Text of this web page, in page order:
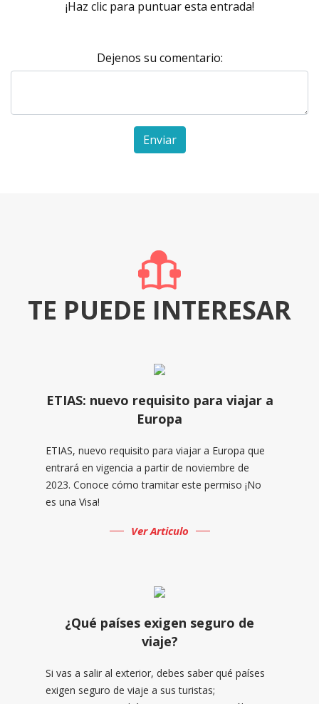
¡Haz clic para puntuar esta entrada!
Dejenos su comentario:
Enviar
TE PUEDE INTERESAR
ETIAS: nuevo requisito para viajar a
Europa
ETIAS, nuevo requisito para viajar a Europa que
entrará en vigencia a partir de noviembre de
2023. Conoce cómo tramitar este permiso ¡No
es una Visa!
Ver Articulo
¿Qué países exigen seguro de
viaje?
Si vas a salir al exterior, debes saber qué países
exigen seguro de viaje a sus turistas;